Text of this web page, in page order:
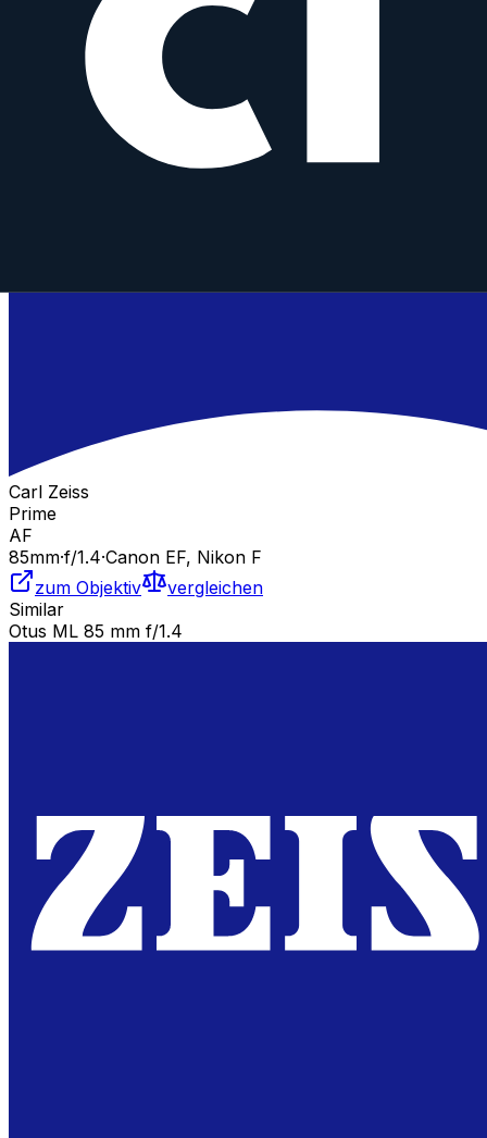
Carl Zeiss
Prime
AF
85mm·f/1.4·Canon EF, Nikon F
zum Objektiv
vergleichen
Similar
Otus ML 85 mm f/1.4